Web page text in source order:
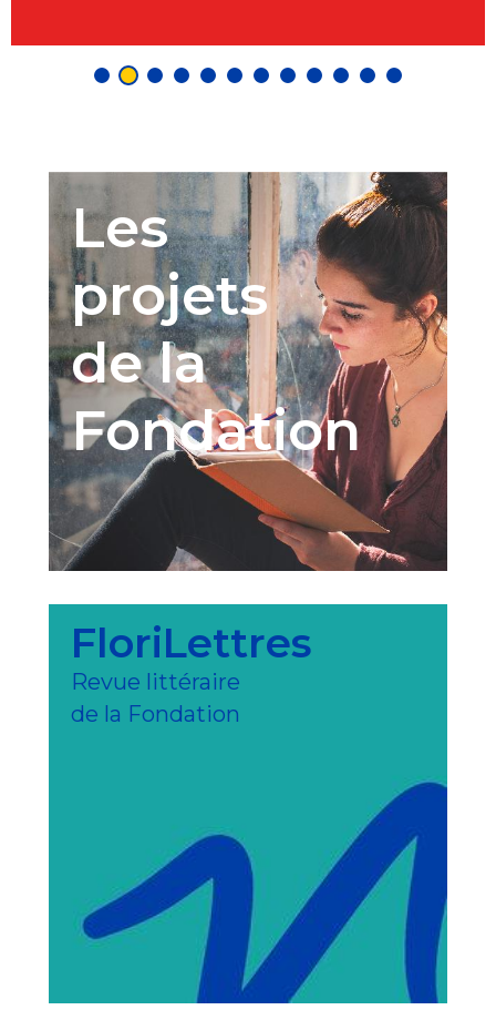
Les
projets
de la
Fondation
FloriLettres
Revue littéraire
de la Fondation